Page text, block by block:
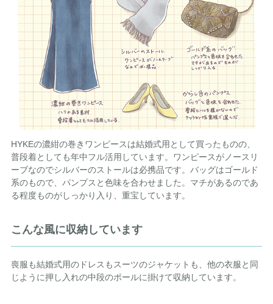
HYKEの濃紺の巻きワンピースは結婚式用として買ったものの、
普段着としても年中フル活用しています。ワンピースがノースリ
ーブなのでシルバーのストールは必携品です。バッグはゴールド
系のもので、パンプスと色味を合わせました。マチがあるのであ
る程度ものがしっかり入り、重宝しています。
こんな風に収納しています
喪服も結婚式用のドレスもスーツのジャケットも、他の衣服と同
じように押し入れの中段のポールに掛けて収納しています。